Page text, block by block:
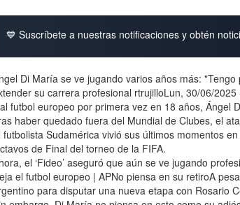
💙 Suscríbete a nuestras notificaciones y obtén
Di María se ve jugando varios años más:
su carrera profesional rtrujilloLun, 30/06/
futbol europeo por primera vez en 18 años, Ángel
haber quedado fuera del Mundial de Clubes, el
futbolista Sudamérica vivió sus últimos momentos
de Final del torneo de la FIFA.
el ‘Fideo’ aseguró que aún se ve jugando
el futbol europeo | APNo piensa en su retiroA
para disputar una nueva etapa con Rosario